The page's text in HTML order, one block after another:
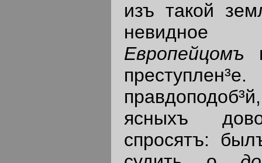
изъ такой
невидное
Европейцомъ
ясныхъ
спросятъ: